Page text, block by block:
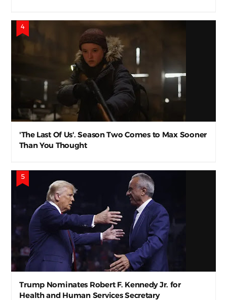
'The Last Of Us'. Season Two Comes to Max Sooner
Than You Thought
Trump Nominates Robert F. Kennedy Jr. for
Health and Human Services Secretary